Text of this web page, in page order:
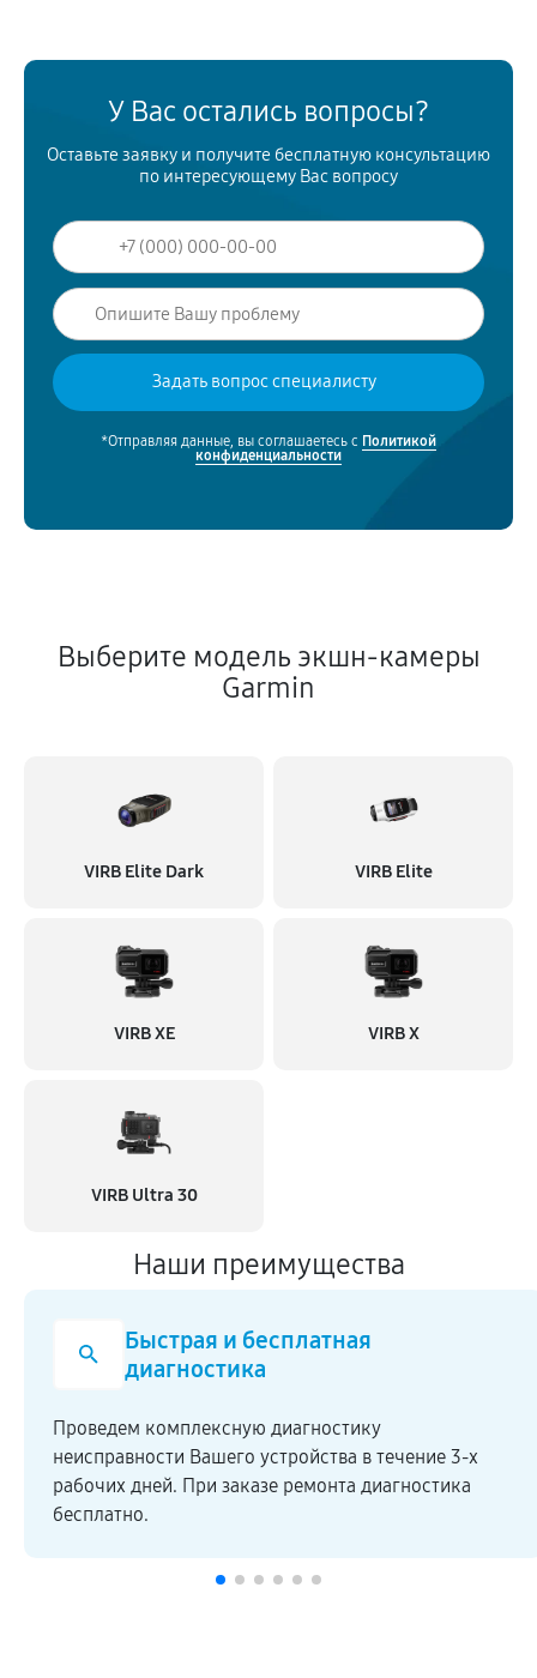
У Вас остались вопросы?
Оставьте заявку и получите бесплатную консультацию
по интересующему Вас вопросу
*Отправляя данные, вы соглашаетесь с Политикой
конфиденциальности
Выберите модель экшн-камеры
Garmin
VIRB Elite Dark VIRB Elite
VIRB XE VIRB X
VIRB Ultra 30
Наши преимущества
Быстрая и бесплатная
диагностика
Проведем комплексную диагностику
неисправности Вашего устройства в течение 3-х
рабочих дней. При заказе ремонта диагностика
бесплатно.